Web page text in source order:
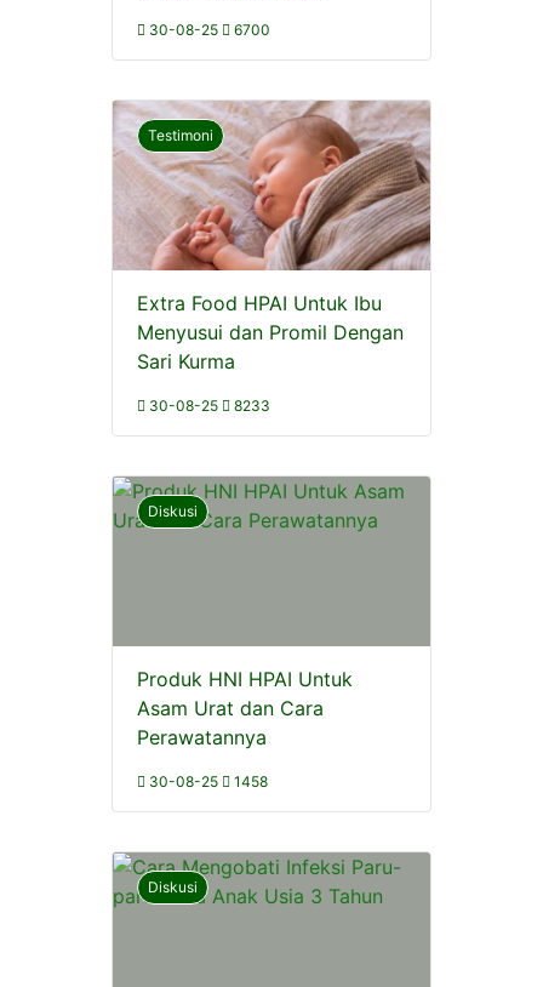
30-08-25 6700
Testimoni
Extra Food HPAI Untuk Ibu
Menyusui dan Promil Dengan
Sari Kurma
30-08-25 8233
Diskusi
Produk HNI HPAI Untuk
Asam Urat dan Cara
Perawatannya
30-08-25 1458
Diskusi